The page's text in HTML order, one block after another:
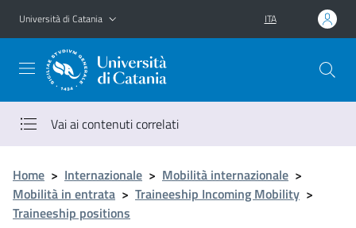
Vai al contenuto principale
Vai al menu di navigazione
Università di Catania ITA
Vai ai contenuti correlati
Home > Internazionale > Mobilità internazionale >
Mobilità in entrata > Traineeship Incoming Mobility >
Traineeship positions